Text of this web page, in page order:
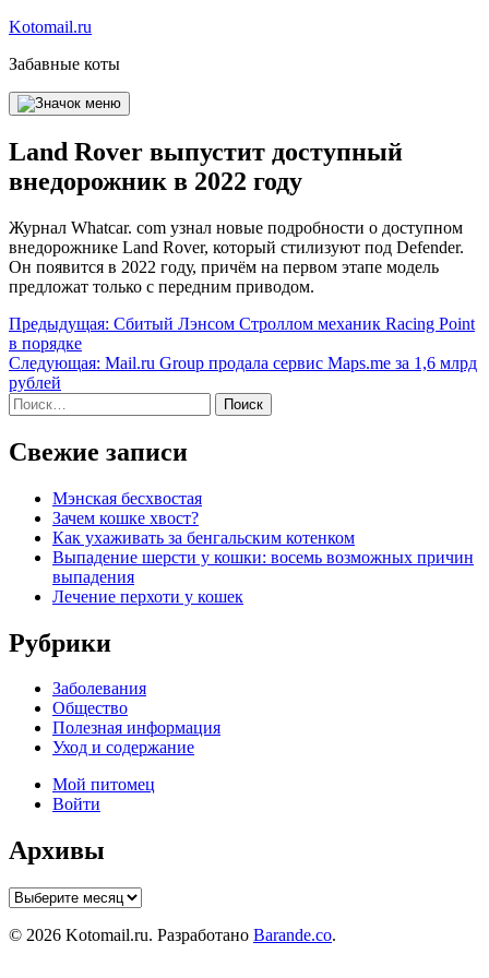
Перейти
содержимому
Kotomail.ru
Забавные коты
Land Rover выпустит доступный
внедорожник в 2022 году
Журнал Whatcar. com узнал новые подробности о доступном
внедорожнике Land Rover, который стилизуют под Defender.
Он появится в 2022 году, причём на первом этапе модель
предложат только с передним приводом.
Навигация
по
записям
Предыдущая: Сбитый Лэнсом Строллом механик Racing Point
в порядке
Следующая: Mail.ru Group продала сервис Maps.me за 1,6 млрд
рублей
Найти:
Свежие записи
Мэнская бесхвостая
Зачем кошке хвост?
Как ухаживать за бенгальским котенком
Выпадение шерсти у кошки: восемь возможных причин
выпадения
Лечение перхоти у кошек
Рубрики
Заболевания
Общество
Полезная информация
Уход и содержание
Мой питомец
Войти
Архивы
Архивы
© 2026 Kotomail.ru. Разработано Barande.co.